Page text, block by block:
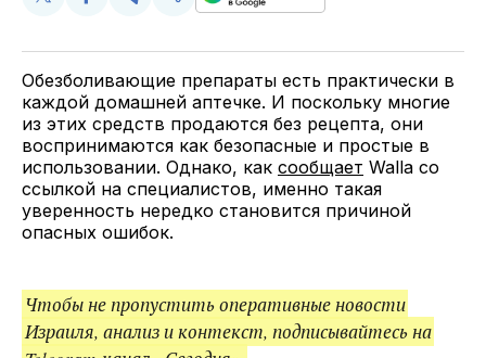
TwitterFacebookTelegramподелитесь
Обезболивающие препараты есть практически в
каждой домашней аптечке. И поскольку многие
из этих средств продаются без рецепта, они
воспринимаются как безопасные и простые в
использовании. Однако, как сообщает Walla со
ссылкой на специалистов, именно такая
уверенность нередко становится причиной
опасных ошибок.
Чтобы не пропустить оперативные новости
Израиля, анализ и контекст, подписывайтесь на